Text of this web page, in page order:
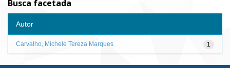
Busca facetada
Autor
1
Carvalho, Michele Tereza Marques